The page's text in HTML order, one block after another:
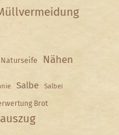
Naturseife Nähen
Salbe Salbei
Brot